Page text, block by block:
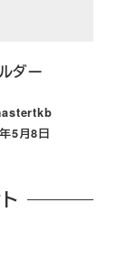
ダー
5月8日